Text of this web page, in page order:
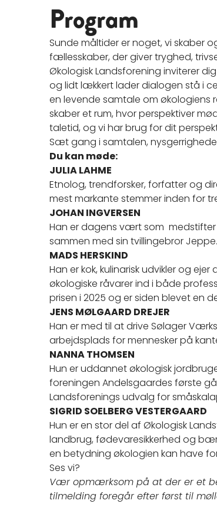
Program
Sunde måltider er noget, vi skaber
fællesskaber, der giver tryghed,
Økologisk Landsforening inviterer
og lidt lækkert lader dialogen stå i
en levende samtale om økologiens
skaber et rum, hvor perspektiver
taletid, og vi har brug for dit
Sæt gang i samtalen,
Du kan møde:
JULIA LAHME
Etnolog, trendforsker, forfatter og
mest markante stemmer inden for
JOHAN INGVERSEN
Han er dagens vært som
sammen med sin tvillingebror
MADS HERSKIND
Han er kok, kulinarisk udvikler og
økologiske råvarer ind i både
prisen i 2025 og er siden blevet en
JENS MØLGAARD DREJER
Han er med til at drive Sølager
arbejdsplads for mennesker på
NANNA THOMSEN
Hun er uddannet økologisk
foreningen Andelsgaardes første
Landsforenings udvalg for
SIGRID SOELBERG VESTERGAARD
Hun er en stor del af Økologisk
landbrug, fødevaresikkerhed og
en betydning økologien kan have
Ses vi?
Vær opmærksom på at der er et
tilmelding foregår efter først til